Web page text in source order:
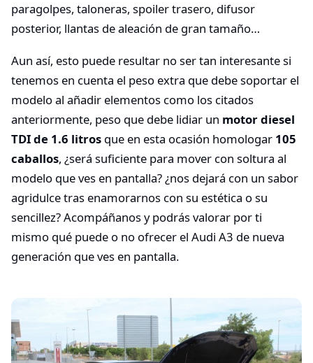
paragolpes, taloneras, spoiler trasero, difusor
posterior, llantas de aleación de gran tamaño…
Aun así, esto puede resultar no ser tan interesante si
tenemos en cuenta el peso extra que debe soportar el
modelo al añadir elementos como los citados
anteriormente, peso que debe lidiar un motor diesel
TDI de 1.6 litros que en esta ocasión homologar 105
caballos, ¿será suficiente para mover con soltura al
modelo que ves en pantalla? ¿nos dejará con un sabor
agridulce tras enamorarnos con su estética o su
sencillez? Acompáñanos y podrás valorar por ti
mismo qué puede o no ofrecer el Audi A3 de nueva
generación que ves en pantalla.